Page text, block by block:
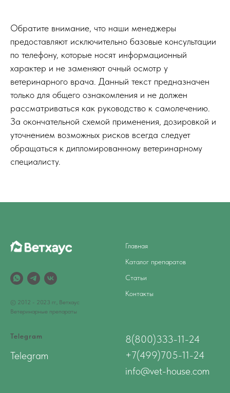
Обратите внимание, что наши менеджеры
предоставляют исключительно базовые консультации
по телефону, которые носят информационный
характер и не заменяют очный осмотр у
ветеринарного врача. Данный текст предназначен
только для общего ознакомления и не должен
рассматриваться как руководство к самолечению.
За окончательной схемой применения, дозировкой и
уточнением возможных рисков всегда следует
обращаться к дипломированному ветеринарному
специалисту.
© 2012 - 2023 гг., Ветхаус
Ветеринарные препараты
Главная
Каталог препаратов
Статьи
Контакты
Telegram
Telegram
8(800)333-11-24
+7(499)705-11-24
info@vet-house.com